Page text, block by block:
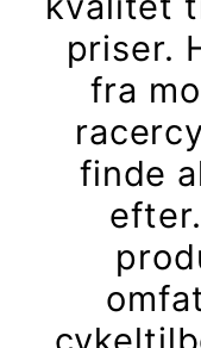
priser.
fra
finde